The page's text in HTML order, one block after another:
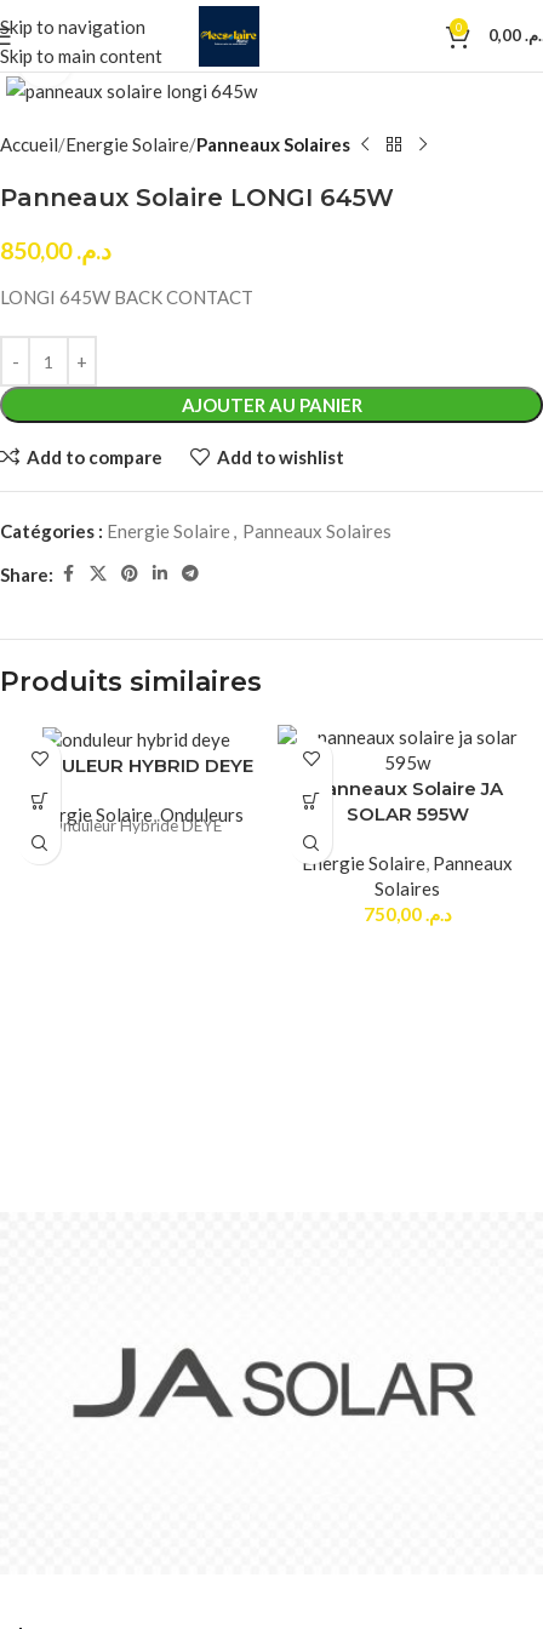
Skip to navigation
Skip to main content
0
Click to enlarge
Accueil Energie Solaire Panneaux Solaires
Panneaux Solaire LONGI 645W
د.م.850,00
LONGI 645W BACK CONTACT
AJOUTER AU PANIER
Add to compare Add to wishlist
Catégories : Energie Solaire, Panneaux Solaires
Share:
Produits similaires
ONDULEUR HYBRID DEYE
Energie Solaire,Onduleurs
Onduleur Hybride DEYE
Panneaux Solaire JA
SOLAR 595W
Energie Solaire, Panneaux
Solaires
د.م.750,00